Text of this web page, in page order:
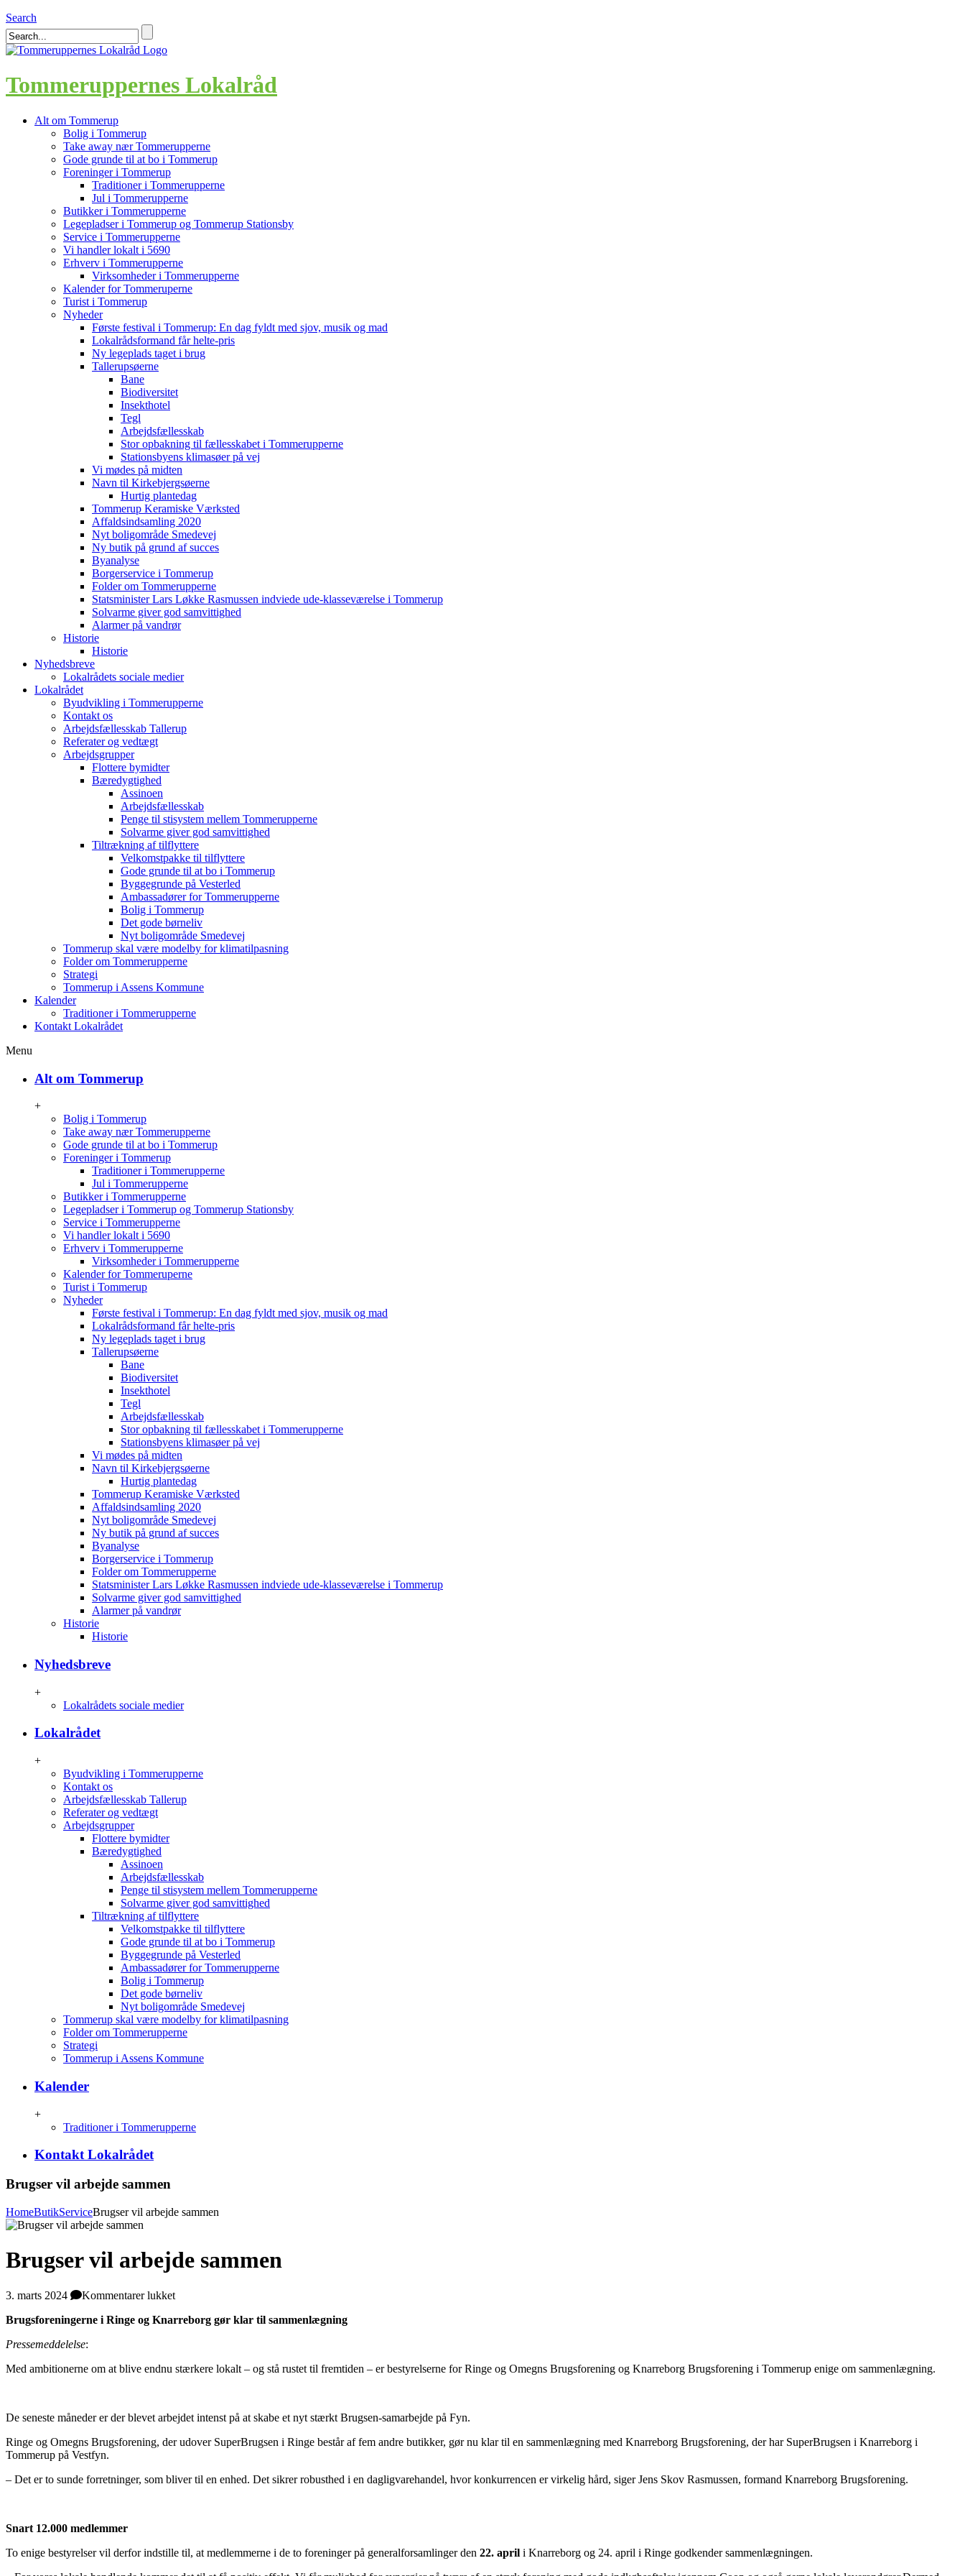
Search
Tommeruppernes Lokalråd
Alt om Tommerup
Bolig i Tommerup
Take away nær Tommerupperne
Gode grunde til at bo i Tommerup
Foreninger i Tommerup
Traditioner i Tommerupperne
Jul i Tommerupperne
Butikker i Tommerupperne
Legepladser i Tommerup og Tommerup Stationsby
Service i Tommerupperne
Vi handler lokalt i 5690
Erhverv i Tommerupperne
Virksomheder i Tommerupperne
Kalender for Tommeruperne
Turist i Tommerup
Nyheder
Første festival i Tommerup: En dag fyldt med sjov, musik og mad
Lokalrådsformand får helte-pris
Ny legeplads taget i brug
Tallerupsøerne
Bane
Biodiversitet
Insekthotel
Tegl
Arbejdsfællesskab
Stor opbakning til fællesskabet i Tommerupperne
Stationsbyens klimasøer på vej
Vi mødes på midten
Navn til Kirkebjergsøerne
Hurtig plantedag
Tommerup Keramiske Værksted
Affaldsindsamling 2020
Nyt boligområde Smedevej
Ny butik på grund af succes
Byanalyse
Borgerservice i Tommerup
Folder om Tommerupperne
Statsminister Lars Løkke Rasmussen indviede ude-klasseværelse i Tommerup
Solvarme giver god samvittighed
Alarmer på vandrør
Historie
Historie
Nyhedsbreve
Lokalrådets sociale medier
Lokalrådet
Byudvikling i Tommerupperne
Kontakt os
Arbejdsfællesskab Tallerup
Referater og vedtægt
Arbejdsgrupper
Flottere bymidter
Bæredygtighed
Assinoen
Arbejdsfællesskab
Penge til stisystem mellem Tommerupperne
Solvarme giver god samvittighed
Tiltrækning af tilflyttere
Velkomstpakke til tilflyttere
Gode grunde til at bo i Tommerup
Byggegrunde på Vesterled
Ambassadører for Tommerupperne
Bolig i Tommerup
Det gode børneliv
Nyt boligområde Smedevej
Tommerup skal være modelby for klimatilpasning
Folder om Tommerupperne
Strategi
Tommerup i Assens Kommune
Kalender
Traditioner i Tommerupperne
Kontakt Lokalrådet
Menu
Alt om Tommerup
+
Bolig i Tommerup
Take away nær Tommerupperne
Gode grunde til at bo i Tommerup
Foreninger i Tommerup
Traditioner i Tommerupperne
Jul i Tommerupperne
Butikker i Tommerupperne
Legepladser i Tommerup og Tommerup Stationsby
Service i Tommerupperne
Vi handler lokalt i 5690
Erhverv i Tommerupperne
Virksomheder i Tommerupperne
Kalender for Tommeruperne
Turist i Tommerup
Nyheder
Første festival i Tommerup: En dag fyldt med sjov, musik og mad
Lokalrådsformand får helte-pris
Ny legeplads taget i brug
Tallerupsøerne
Bane
Biodiversitet
Insekthotel
Tegl
Arbejdsfællesskab
Stor opbakning til fællesskabet i Tommerupperne
Stationsbyens klimasøer på vej
Vi mødes på midten
Navn til Kirkebjergsøerne
Hurtig plantedag
Tommerup Keramiske Værksted
Affaldsindsamling 2020
Nyt boligområde Smedevej
Ny butik på grund af succes
Byanalyse
Borgerservice i Tommerup
Folder om Tommerupperne
Statsminister Lars Løkke Rasmussen indviede ude-klasseværelse i Tommerup
Solvarme giver god samvittighed
Alarmer på vandrør
Historie
Historie
Nyhedsbreve
+
Lokalrådets sociale medier
Lokalrådet
+
Byudvikling i Tommerupperne
Kontakt os
Arbejdsfællesskab Tallerup
Referater og vedtægt
Arbejdsgrupper
Flottere bymidter
Bæredygtighed
Assinoen
Arbejdsfællesskab
Penge til stisystem mellem Tommerupperne
Solvarme giver god samvittighed
Tiltrækning af tilflyttere
Velkomstpakke til tilflyttere
Gode grunde til at bo i Tommerup
Byggegrunde på Vesterled
Ambassadører for Tommerupperne
Bolig i Tommerup
Det gode børneliv
Nyt boligområde Smedevej
Tommerup skal være modelby for klimatilpasning
Folder om Tommerupperne
Strategi
Tommerup i Assens Kommune
Kalender
+
Traditioner i Tommerupperne
Kontakt Lokalrådet
Brugser vil arbejde sammen
HomeButikServiceBrugser vil arbejde sammen
Brugser vil arbejde sammen
3. marts 2024 Kommentarer lukkettil
vil
Brugsforeningerne i Ringe og Knarreborg gør klar til sammenlægning
Pressemeddelelse:
Med ambitionerne om at blive endnu stærkere lokalt – og stå rustet til fremtiden – er bestyrelserne for Ringe og Omegns Brugsforening og Knarreborg Brugsforening i Tommerup enige om sammenlægning.
De seneste måneder er der blevet arbejdet intenst på at skabe et nyt stærkt Brugsen-samarbejde på Fyn.
Ringe og Omegns Brugsforening, der udover SuperBrugsen i Ringe består af fem andre butikker, gør nu klar til en sammenlægning med Knarreborg Brugsforening, der har SuperBrugsen i Knarreborg i
Tommerup på Vestfyn.
– Det er to sunde forretninger, som bliver til en enhed. Det sikrer robusthed i en dagligvarehandel, hvor konkurrencen er virkelig hård, siger Jens Skov Rasmussen, formand Knarreborg Brugsforening.
Snart 12.000 medlemmer
To enige bestyrelser vil derfor indstille til, at medlemmerne i de to foreninger på generalforsamlinger den 22. april i Knarreborg og 24. april i Ringe godkender sammenlægningen.